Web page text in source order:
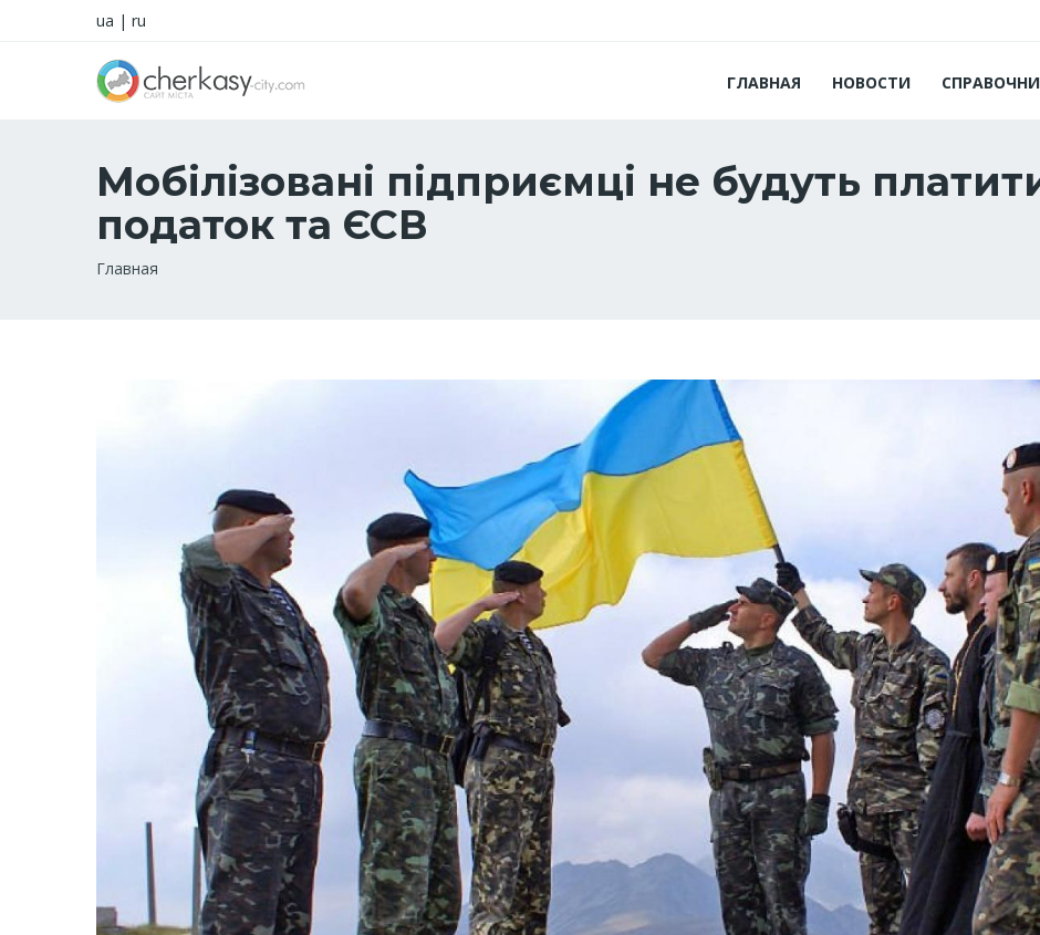
ua | ru
ГЛАВНАЯ НОВОСТИ
Мобілізовані підприємці не будуть
податок та ЄСВ
Строка
Главная